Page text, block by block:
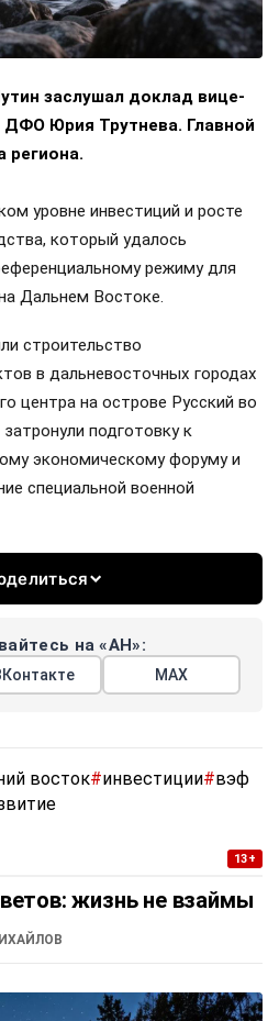
заслушал доклад вице-
ДФО Юрия Трутнева. Главной
региона.
уровне инвестиций и росте
который удалось
режиму для
Дальнем Востоке.
строительство
в дальневосточных городах
центра на острове Русский во
подготовку к
экономическому форуму и
специальной военной
на «АН»:
МАХ
восток#инвестиции#вэф
13+
жизнь не взаймы